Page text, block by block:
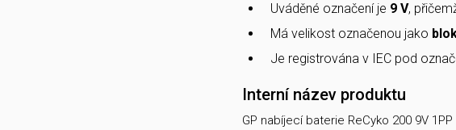
Uváděné označení je 9 V,
Má velikost označenou jako
Je registrována v IEC pod
Interní název produktu
GP nabíjecí baterie ReCyko 200 9V 1PP